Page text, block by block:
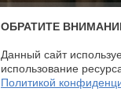
ОБРАТИТЕ
Данный сайт
использование
Политикой